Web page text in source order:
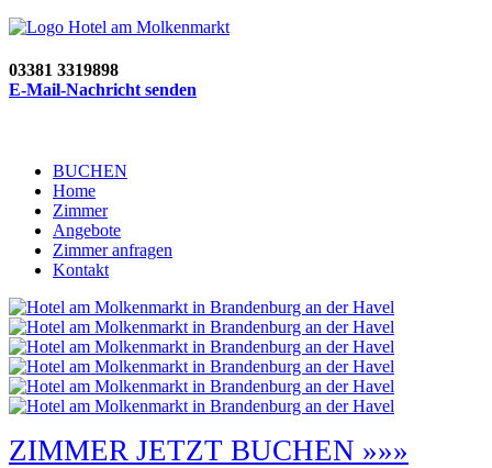
03381 3319898
E-Mail-Nachricht senden
BUCHEN
Home
Zimmer
Angebote
Zimmer anfragen
Kontakt
ZIMMER JETZT BUCHEN »»»